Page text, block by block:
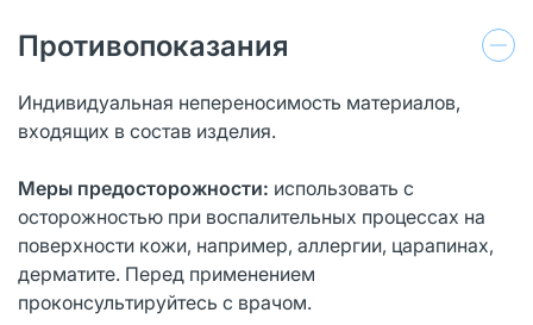
Противопоказания
Индивидуальная непереносимость материалов,
входящих в состав изделия.
Меры предосторожности: использовать с
осторожностью при воспалительных процессах на
поверхности кожи, например, аллергии, царапинах,
дерматите. Перед применением
проконсультируйтесь с врачом.